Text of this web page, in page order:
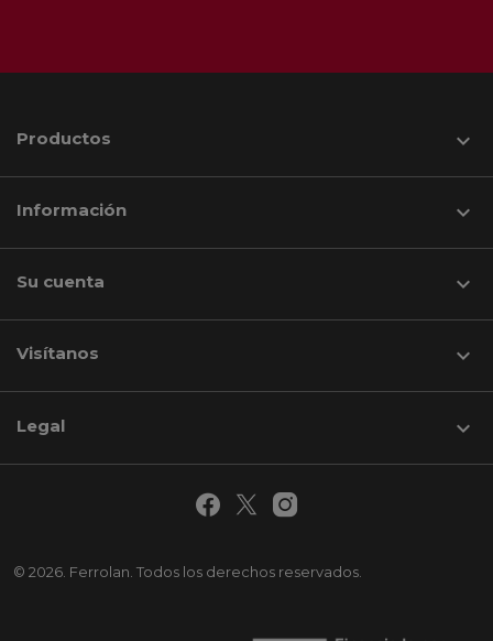
Productos 
Información 
Su cuenta 
Visítanos keyboard_arrow_down
© 2026. Ferrolan. Todos los derechos reservados.
Legal 